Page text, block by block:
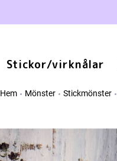
Stickor/virknålar
Hem Mönster Stickmönster